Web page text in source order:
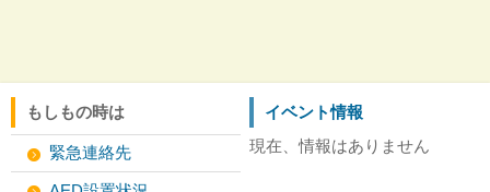
もしもの時は
緊急連絡先
イベント情報
現在、情報はありません